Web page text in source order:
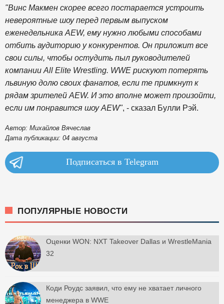
"Винс Макмен скорее всего постарается устроить
невероятные шоу перед первым выпуском
еженедельника AEW, ему нужно любыми способами
отбить аудиторию у конкурентов. Он приложит все
свои силы, чтобы остудить пыл руководителей
компании All Elite Wrestling. WWE рискуют потерять
львиную долю своих фанатов, если те примкнут к
рядам зрителей AEW. И это вполне может произойти,
если им понравится шоу AEW", - сказал Булли Рэй.
Автор: Михайлов Вячеслав
Дата публикации: 04 августа
Подписаться в Telegram
ПОПУЛЯРНЫЕ НОВОСТИ
Оценки WON: NXT Takeover Dallas и WrestleMania
32
Коди Роудс заявил, что ему не хватает личного
менеджера в WWE